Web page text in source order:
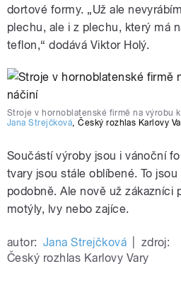
dortové formy. „Už ale
plechu, ale i z plechu, který má
teflon,“ dodává Viktor Holý.
Stroje v hornoblatenské firmě na výrobu
Jana Strejčková,Český rozhlas Karlovy
Součástí výroby jsou i vánoční
tvary jsou stále oblíbené. To
podobně. Ale nově už zákazníci
motýly, lvy nebo zajíce.
autor: Jana Strejčková
zdroj:
Český rozhlas Karlovy Vary